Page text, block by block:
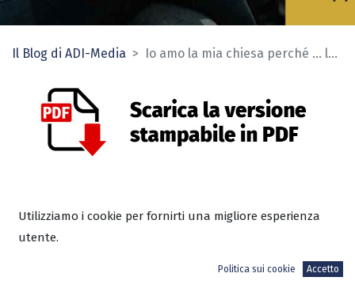
Il Blog di ADI-Media Io amo la mia chiesa perché … la frequento
In tutte le chiese ci sono credenti che
frequentano di più i culti domenicali e
biblici, incontri di preghiera…] e altri
Utilizziamo i cookie per fornirti una migliore esperienza
utente.
Politica sui cookie Accetto